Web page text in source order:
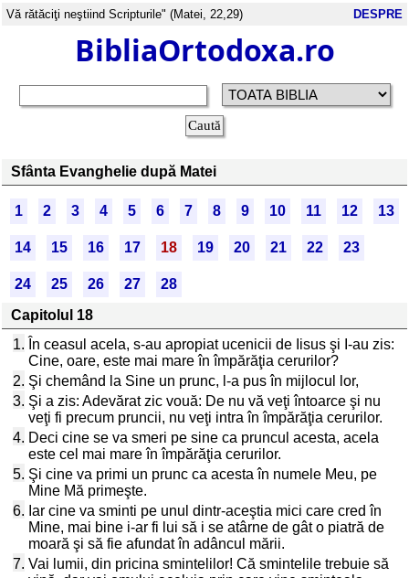
Vă rătăciţi neştiind Scripturile" (Matei, 22,29) DESPRE
BibliaOrtodoxa.ro
Sfânta Evanghelie după Matei
1 2 3 4 5 6 7 8 9 10 11 12 13
14 15 16 17 18 19 20 21 22 23
24 25 26 27
28
Capitolul 18
1. În ceasul acela, s-au apropiat ucenicii de Iisus şi I-au zis:
Cine, oare, este mai mare în împărăţia cerurilor?
2. Şi chemând la Sine un prunc, l-a pus în mijlocul lor,
3. Şi a zis: Adevărat zic vouă: De nu vă veţi întoarce şi nu
veţi fi precum pruncii, nu veţi intra în împărăţia cerurilor.
4. Deci cine se va smeri pe sine ca pruncul acesta, acela
este cel mai mare în împărăţia cerurilor.
5. Şi cine va primi un prunc ca acesta în numele Meu, pe
Mine Mă primeşte.
6. Iar cine va sminti pe unul dintr-aceştia mici care cred în
Mine, mai bine i-ar fi lui să i se atârne de gât o piatră de
moară şi să fie afundat în adâncul mării.
7. Vai lumii, din pricina smintelilor! Că smintelile trebuie să